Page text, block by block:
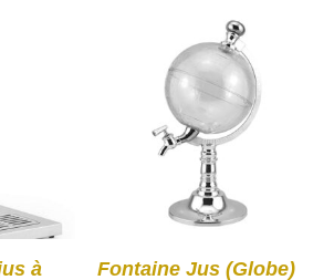
à
Fontaine Jus (Globe)